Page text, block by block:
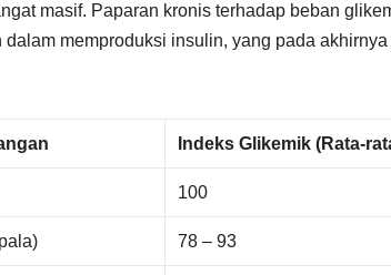
masif. Paparan kronis terhadap beban
memproduksi insulin, yang pada
Indeks Glikemik (Rata-
100
78 – 93